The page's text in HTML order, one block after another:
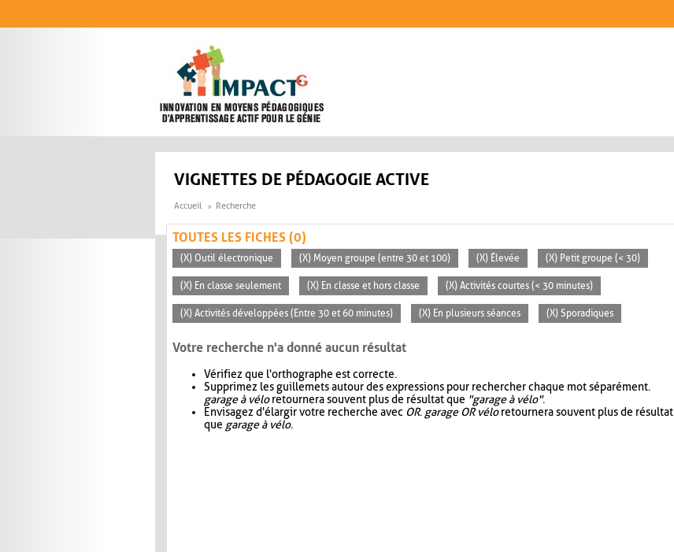
VIGNETTES DE PÉDAGOGIE ACTIVE
Accueil Recherche
TOUTES LES FICHES (0)
(X) Outil électronique (X) Moyen groupe (entre 30 et 100) (X) Élevée (X) Petit groupe (< 30)
(X) En classe seulement (X) En classe et hors classe (X) Activités courtes (< 30 minutes)
(X) Activités développées (Entre 30 et 60 minutes) (X) En plusieurs séances (X) Sporadiques
Votre recherche n'a donné aucun résultat
Vérifiez que l'orthographe est correcte.
Supprimez les guillemets autour des expressions pour rechercher chaque mot séparément.
garage à véloretournera souvent plus de résultat que "garage à vélo".
Envisagez d'élargir votre recherche avec OR. garage OR véloretournera souvent plus de résultat
que garage à vélo.